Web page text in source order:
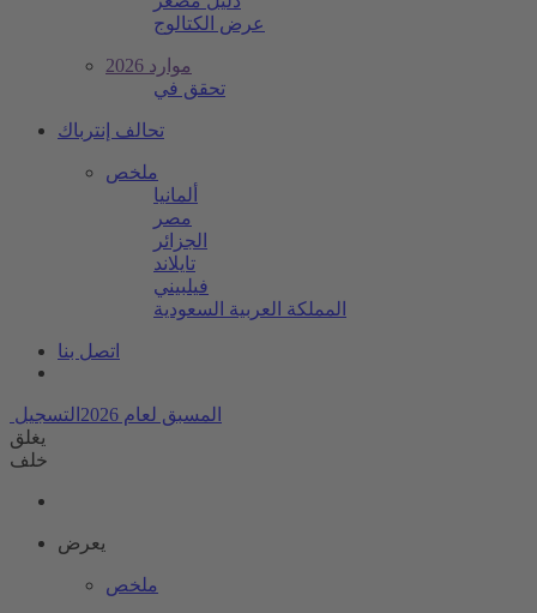
عرض الكتالوج
موارد 2026
تحقق في
تحالف إنترباك
ملخص
ألمانيا
مصر
الجزائر
تايلاند
فيلبيني
المملكة العربية السعودية
اتصل بنا
التسجيل
المسبق لعام 2026
يغلق
خلف
يعرض
ملخص